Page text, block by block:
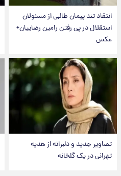
انتقاد تند پیمان طالبی از مسئولان
استقلال در پی رفتن رامین رضاییان+
عکس
تصاویر جدید و دلبرانه از هدیه
تهرانی در یک گلخانه